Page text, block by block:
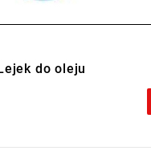
do oleju